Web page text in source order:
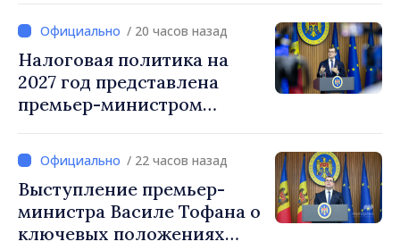
Радевым
/ 20 часов назад
Налоговая политика на
2027 год представлена
премьер-министром
снижение налоговой
нагрузки на труд,
стимулирование
инвестиций и более
справедливое
/ 22 часов назад
Выступление премьер-
министра Василе Тофана о
ключевых положениях